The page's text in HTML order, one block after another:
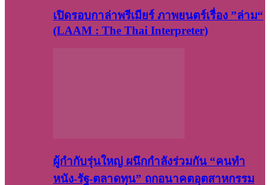
เปิดรอบกาล่าพรีเมียร์ ภาพยนตร์เรื่อง ”ล่าม“
(LAAM : The Thai Interpreter)
ผู้กำกับรุ่นใหญ่ ผนึกกำลังร่วมกัน “คนทำ
หนัง-รัฐ-ตลาดทุน” ถกอนาคตอุตสาหกรรม